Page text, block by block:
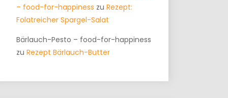
– food-for-happiness zu Rezept:
Folatreicher Spargel-Salat
Bärlauch-Pesto – food-for-happiness
zu Rezept Bärlauch-Butter